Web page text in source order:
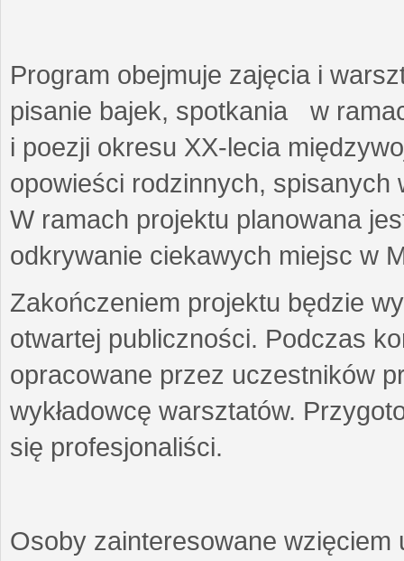
Program obejmuje zajęcia i
pisanie bajek, spotkania w
i poezji okresu XX-lecia
opowieści rodzinnych,
W ramach projektu planowana
odkrywanie ciekawych miejsc w
Zakończeniem projektu będzie
otwartej publiczności. Podczas
opracowane przez uczestników
wykładowcę warsztatów.
się profesjonaliści.
Osoby zainteresowane wzięciem